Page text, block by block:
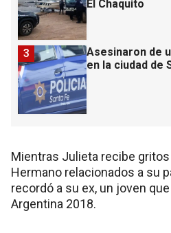
El Chaquito
Asesinaron de
en la ciudad de
3
Mientras Julieta recibe
Hermano relacionados a su
recordó a su ex, un joven
Argentina 2018.